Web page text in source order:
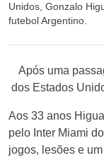
Unidos, Gonzalo
futebol Argentino.
Após uma
dos Estados
Aos 33 anos
pelo Inter Miami
jogos, lesões e